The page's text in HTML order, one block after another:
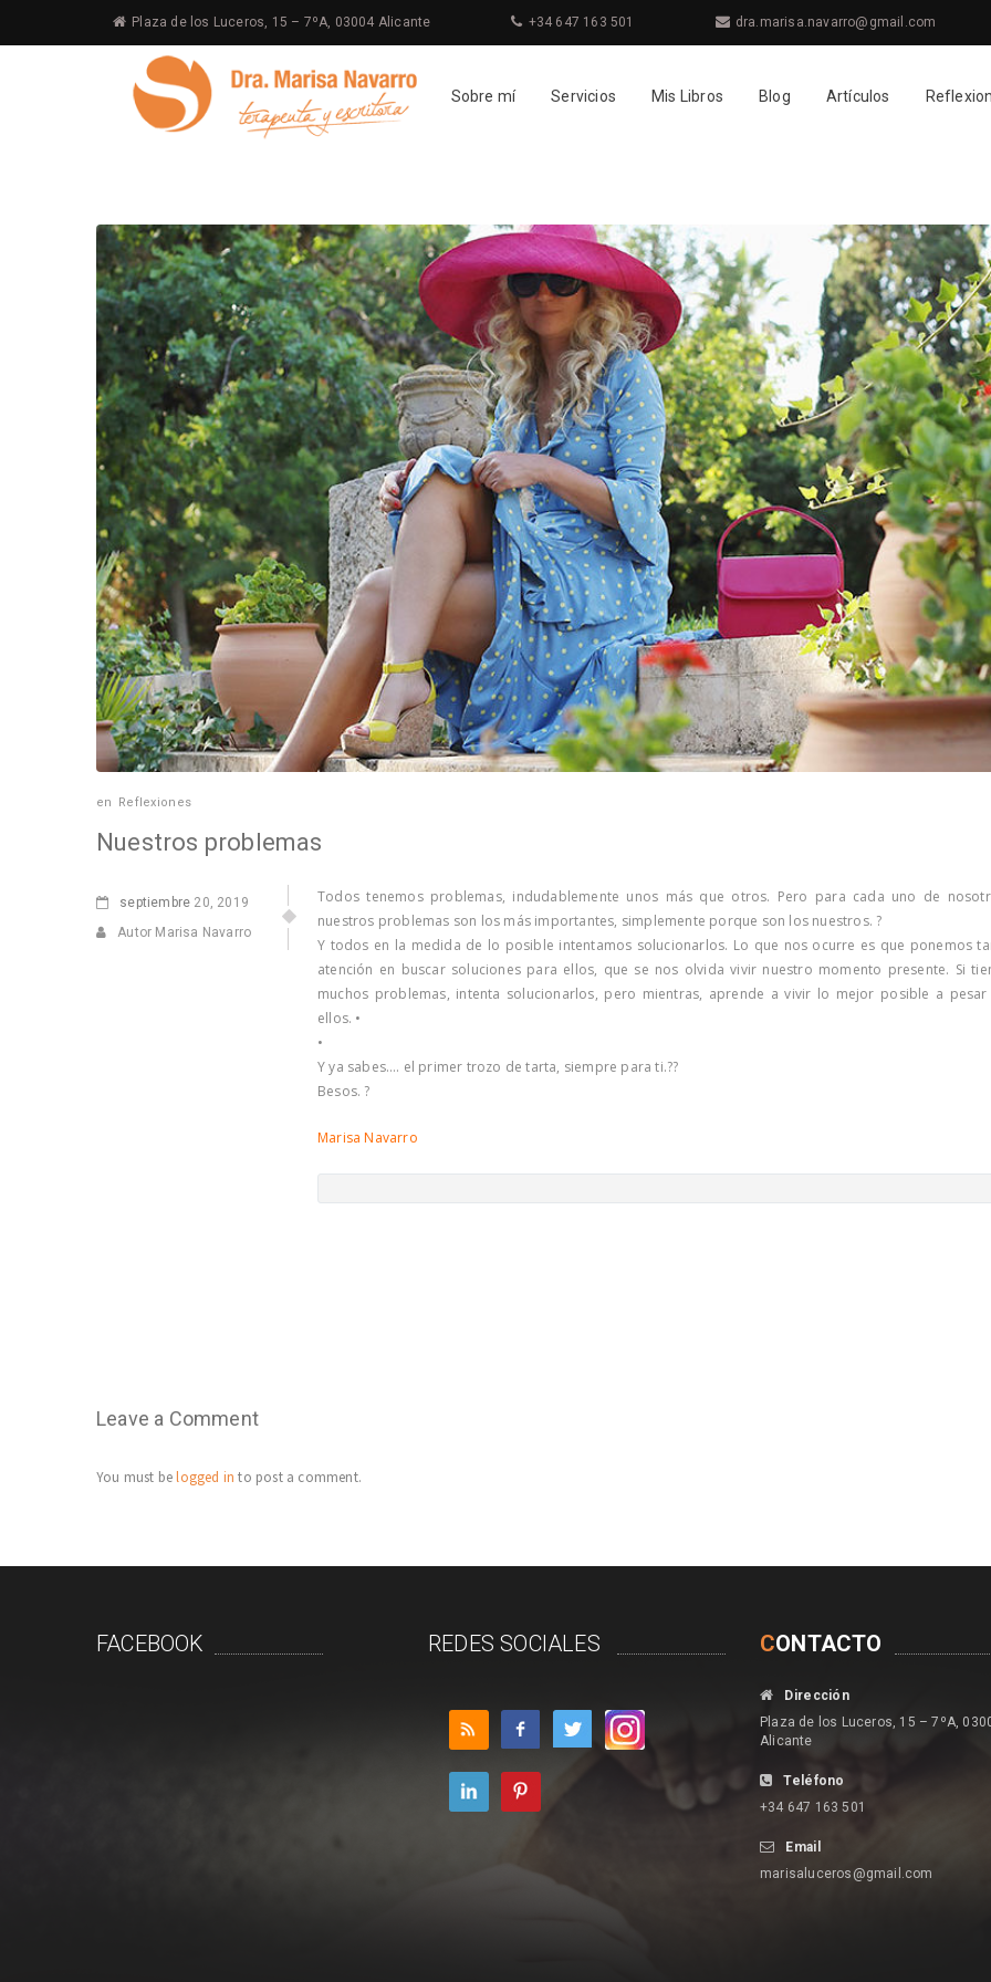
Plaza de los Luceros, 15 – 7ºA, 03004 Alicante +34 647 163 501 dra.marisa.navarro@gmail.com
Sobre mí Servicios Mis Libros Blog Artículos
en Reflexiones
Nuestros problemas
septiembre 20, 2019
Autor Marisa Navarro
Todos tenemos problemas, indudablemente unos más que otros. Pero para cada uno de
nuestros problemas son los más importantes, simplemente porque son los nuestros. ?
Y todos en la medida de lo posible intentamos solucionarlos. Lo que nos ocurre es que ponemos
atención en buscar soluciones para ellos, que se nos olvida vivir nuestro momento presente. Si
muchos problemas, intenta solucionarlos, pero mientras, aprende a vivir lo mejor posible a
ellos. •
•
Y ya sabes…. el primer trozo de tarta, siempre para ti.??
Besos. ?
Marisa Navarro
Leave a Comment
You must belogged in to post a comment.
FACEBOOK REDES SOCIALES CONTACTO
Dirección
Plaza de los Luceros, 15 – 7ºA,
Alicante
Teléfono
+34 647 163 501
Email
marisaluceros@gmail.com